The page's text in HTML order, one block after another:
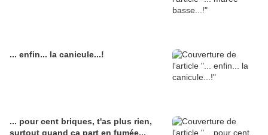
... enfin... la canicule...!
... pour cent briques, t'as plus rien,
surtout quand ça part en fumée...